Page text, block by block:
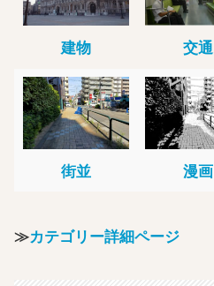
建物 交通
街並 漫画
≫カテゴリー詳細ページ